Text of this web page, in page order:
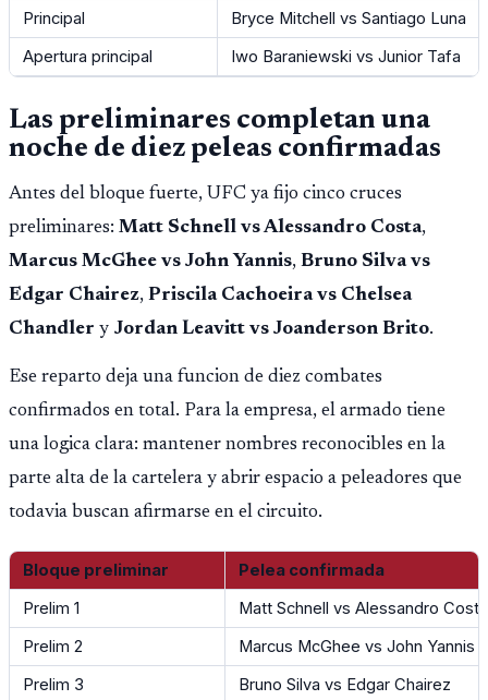
Principal
Bryce Mitchell vs Santiago Luna
Apertura principal
Iwo Baraniewski vs Junior Tafa
Las preliminares completan una
noche de diez peleas confirmadas
Antes del bloque fuerte, UFC ya fijo cinco cruces
preliminares: Matt Schnell vs Alessandro Costa,
Marcus McGhee vs John Yannis, Bruno Silva vs
Edgar Chairez, Priscila Cachoeira vs Chelsea
Chandler y Jordan Leavitt vs Joanderson Brito.
Ese reparto deja una funcion de diez combates
confirmados en total. Para la empresa, el armado tiene
una logica clara: mantener nombres reconocibles en la
parte alta de la cartelera y abrir espacio a peleadores que
todavia buscan afirmarse en el circuito.
Bloque preliminar
Pelea confirmada
Prelim 1
Matt Schnell vs Alessandro Costa
Prelim 2
Marcus McGhee vs John Yannis
Prelim 3
Bruno Silva vs Edgar Chairez